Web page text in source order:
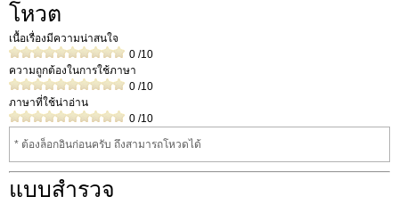
โหวต
เนื้อเรื่องมีความน่าสนใจ
0 /10
ความถูกต้องในการใช้ภาษา
0 /10
ภาษาที่ใช้น่าอ่าน
0 /10
* ต้องล็อกอินก่อนครับ ถึงสามารถโหวดได้
แบบสำรวจ